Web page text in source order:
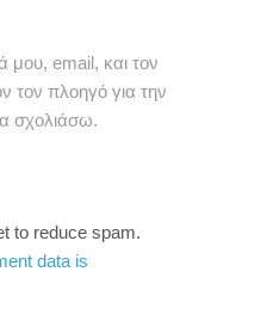
μου, email, και τον
τον πλοηγό για την
σχολιάσω.
to reduce spam.
data is